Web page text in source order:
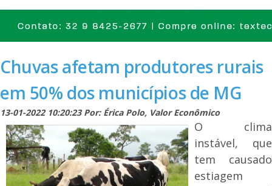
Chuvas afetam produtores rurais
em 50% dos municípios de MG
13-01-2022 10:20:23 Por: Érica Polo, Valor Econômico
O clima
instável, que
tem causado
estiagem